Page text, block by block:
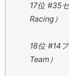
17位 #35
Racing）
18位 #14
Team）